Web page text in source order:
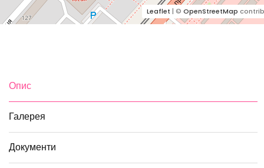
Leaflet | © OpenStreetMap
Опис
Галерея
Документи